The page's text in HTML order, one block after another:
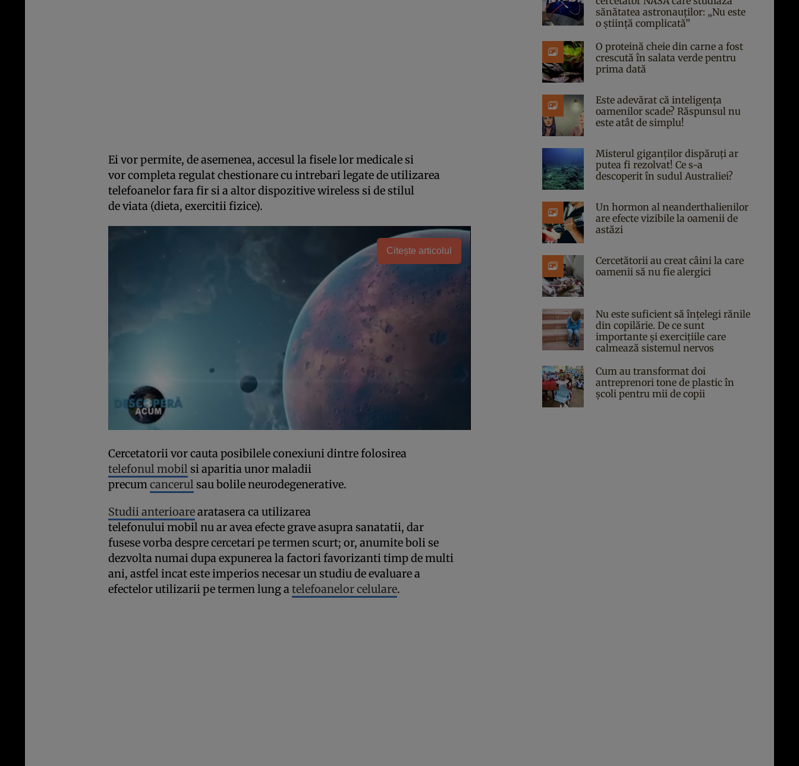
Ei vor permite, de asemenea, accesul la fisele lor medicale si
vor completa regulat chestionare cu intrebari legate de utilizarea
telefoanelor fara fir si a altor dispozitive wireless si de stilul
de viata (dieta, exercitii fizice).
Citește articolul
Cercetatorii vor cauta posibilele conexiuni dintre folosirea
telefonul mobil si aparitia unor maladii
precumcancerul sau bolile neurodegenerative.
Studii anterioarearatasera ca utilizarea
telefonului mobil nu ar avea efecte grave asupra sanatatii, dar
fusese vorba despre cercetari pe termen scurt; or, anumite boli se
dezvolta numai dupa expunerea la factori favorizanti timp de multi
ani, astfel incat este imperios necesar un studiu de evaluare a
efectelor utilizarii pe termen lung atelefoanelor celulare.
sănătatea astronauților: „Nu este
o știință complicată”
O proteină cheie din carne a fost
crescută în salata verde pentru
prima dată
Este adevărat că inteligența
oamenilor scade? Răspunsul nu
este atât de simplu!
Misterul giganților dispăruți ar
putea fi rezolvat! Ce s-a
descoperit în sudul Australiei?
Un hormon al neanderthalienilor
are efecte vizibile la oamenii de
astăzi
Cercetătorii au creat câini la care
oamenii să nu fie alergici
Nu este suficient să înțelegi rănile
din copilărie. De ce sunt
importante și exercițiile care
calmează sistemul nervos
Cum au transformat doi
antreprenori tone de plastic în
școli pentru mii de copii